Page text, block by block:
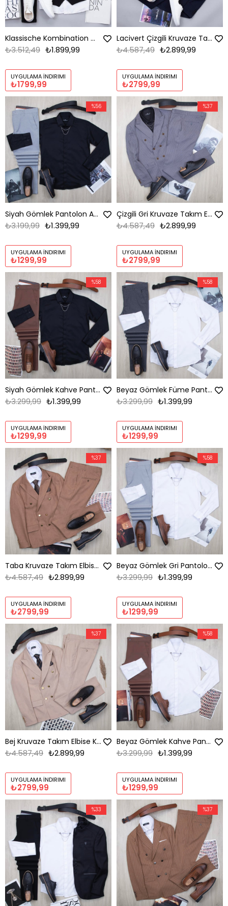
Klassische Kombination mit Weste
₺1.899,99
₺3.512,49
UYGULAMA İNDIRIMI
₺1799,99
Lacivert Çizgili Kruvaze Takım Elbise Kombini
₺2.899,99
₺4.587,49
UYGULAMA İNDIRIMI
₺2799,99
Siyah Gömlek Pantolon Ayakkabı Kombin
₺1.399,99
₺3.199,99
UYGULAMA İNDIRIMI
₺1299,99
%56
Çizgili Gri Kruvaze Takım Elbise Kombini
₺2.899,99
₺4.587,49
UYGULAMA İNDIRIMI
₺2799,99
%37
Siyah Gömlek Kahve Pantolon Ayakkabı Kombin
₺1.399,99
₺3.299,99
UYGULAMA İNDIRIMI
₺1299,99
%58
Beyaz Gömlek Füme Pantolon Ayakkabı Kombin
₺1.399,99
₺3.299,99
UYGULAMA İNDIRIMI
₺1299,99
%58
Taba Kruvaze Takım Elbise Kombini
₺2.899,99
₺4.587,49
UYGULAMA İNDIRIMI
₺2799,99
%37
Beyaz Gömlek Gri Pantolon Ayakkabı Kombin
₺1.399,99
₺3.299,99
UYGULAMA İNDIRIMI
₺1299,99
%58
Bej Kruvaze Takım Elbise Kombini
₺2.899,99
₺4.587,49
UYGULAMA İNDIRIMI
₺2799,99
%37
Beyaz Gömlek Kahve Pantolon Ayakkabı Kombin
₺1.399,99
₺3.299,99
UYGULAMA İNDIRIMI
₺1299,99
%58
%33 %37